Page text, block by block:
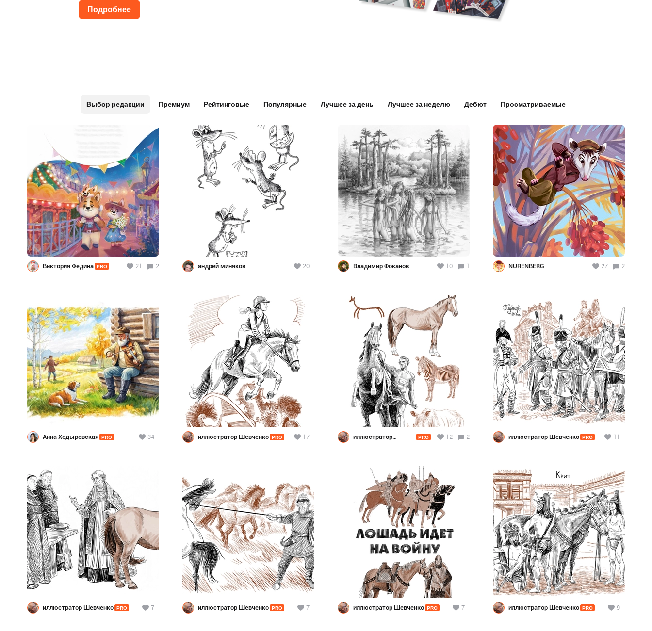
Подробнее
Выбор редакции Премиум Рейтинговые Популярные Лучшее за день Лучшее за неделю Дебют Просматриваемые
Виктория Федина PRO 21 2 андрей миняков 20 Владимир Фоканов 10 1 NURENBERG 27 2
Анна Ходыревская PRO 34 иллюстратор Шевченко PRO 17
иллюстратор
PRO 12 2 иллюстратор Шевченко PRO 11
иллюстратор Шевченко PRO 7 иллюстратор Шевченко PRO 7 иллюстратор Шевченко PRO 7 иллюстратор Шевченко PRO 9